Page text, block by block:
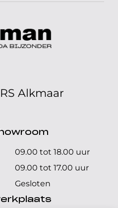
Alkmaar
09.00 tot 18.00 uur
09.00 tot 17.00 uur
Gesloten